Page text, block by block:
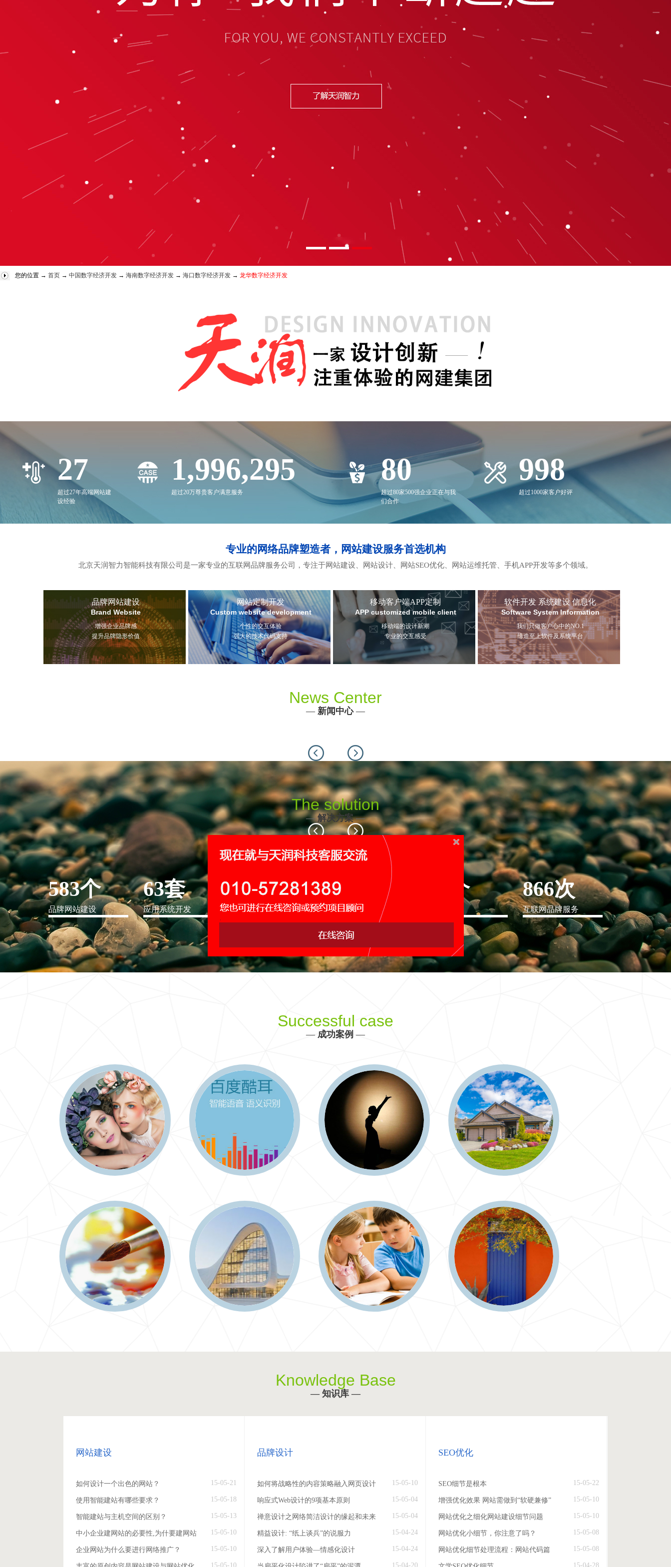
您的位置 → 首页 → 中国数字经济开发 → 海南数字经济开发 → 海口数字经济开发 → 龙华数字经济开发
27
超过27年高端网站建
设经验
2,000,000
超过20万尊贵客户满意服务
80
超过80家500强企业正在与我
们合作
1,000
超过1000家客户好评
专业的网络品牌塑造者，网站建设服务首选机构
北京天润智力智能科技有限公司是一家专业的互联网品牌服务公司，专注于网站建设、网站设计、网站SEO优化、网站运维托管、手机APP开发等多个领域。
品牌网站建设
Brand Website
增强企业品牌感
提升品牌隐形价值
网站定制开发
Custom website development
个性的交互体验
强大的技术代码支持
移动客户端APP定制
APP customized mobile client
移动端的设计新潮
专业的交互感受
软件开发 系统建设 信息化
Software System Information
我们只做客户心中的NO.1
缔造至上软件及系统平台
News Center
— 新闻中心—
Previous Next
The solution
—解决方案—
IT行业解决方案
信息爆炸时代，信息传递是否做到更新、更全、更
快
软件行业解决方案
二十一世纪要么软件行业解决方案，要么无商可务
Previous Next
583个
品牌网站建设
63套
应用系统开发
116个
网站运维托管
19个
手机APP开发
95个 866次
互联网品牌服务
Successful case
— 成功案例 —
Knowledge Base
— 知识库 —
网站建设
如何设计一个出色的网站？ 15-05-21
使用智能建站有哪些要求？ 15-05-18
智能建站与主机空间的区别？ 15-05-13
中小企业建网站的必要性,为什要建网站 15-05-10
企业网站为什么要进行网络推广？ 15-05-10
15-05-10
品牌设计
如何将战略性的内容策略融入网页设计 15-05-10
响应式Web设计的9项基本原则 15-05-04
禅意设计之网络简洁设计的缘起和未来 15-05-04
精益设计: “纸上谈兵”的说服力 15-04-24
深入了解用户体验—情感化设计 15-04-24
15-04-20
SEO优化
SEO细节是根本 15-05-22
增强优化效果 网站需做到“软硬兼修” 15-05-10
网站优化之细化网站建设细节问题 15-05-10
网站优化小细节，你注意了吗？ 15-05-08
网站优化细节处理流程：网站代码篇 15-05-08
15-04-28